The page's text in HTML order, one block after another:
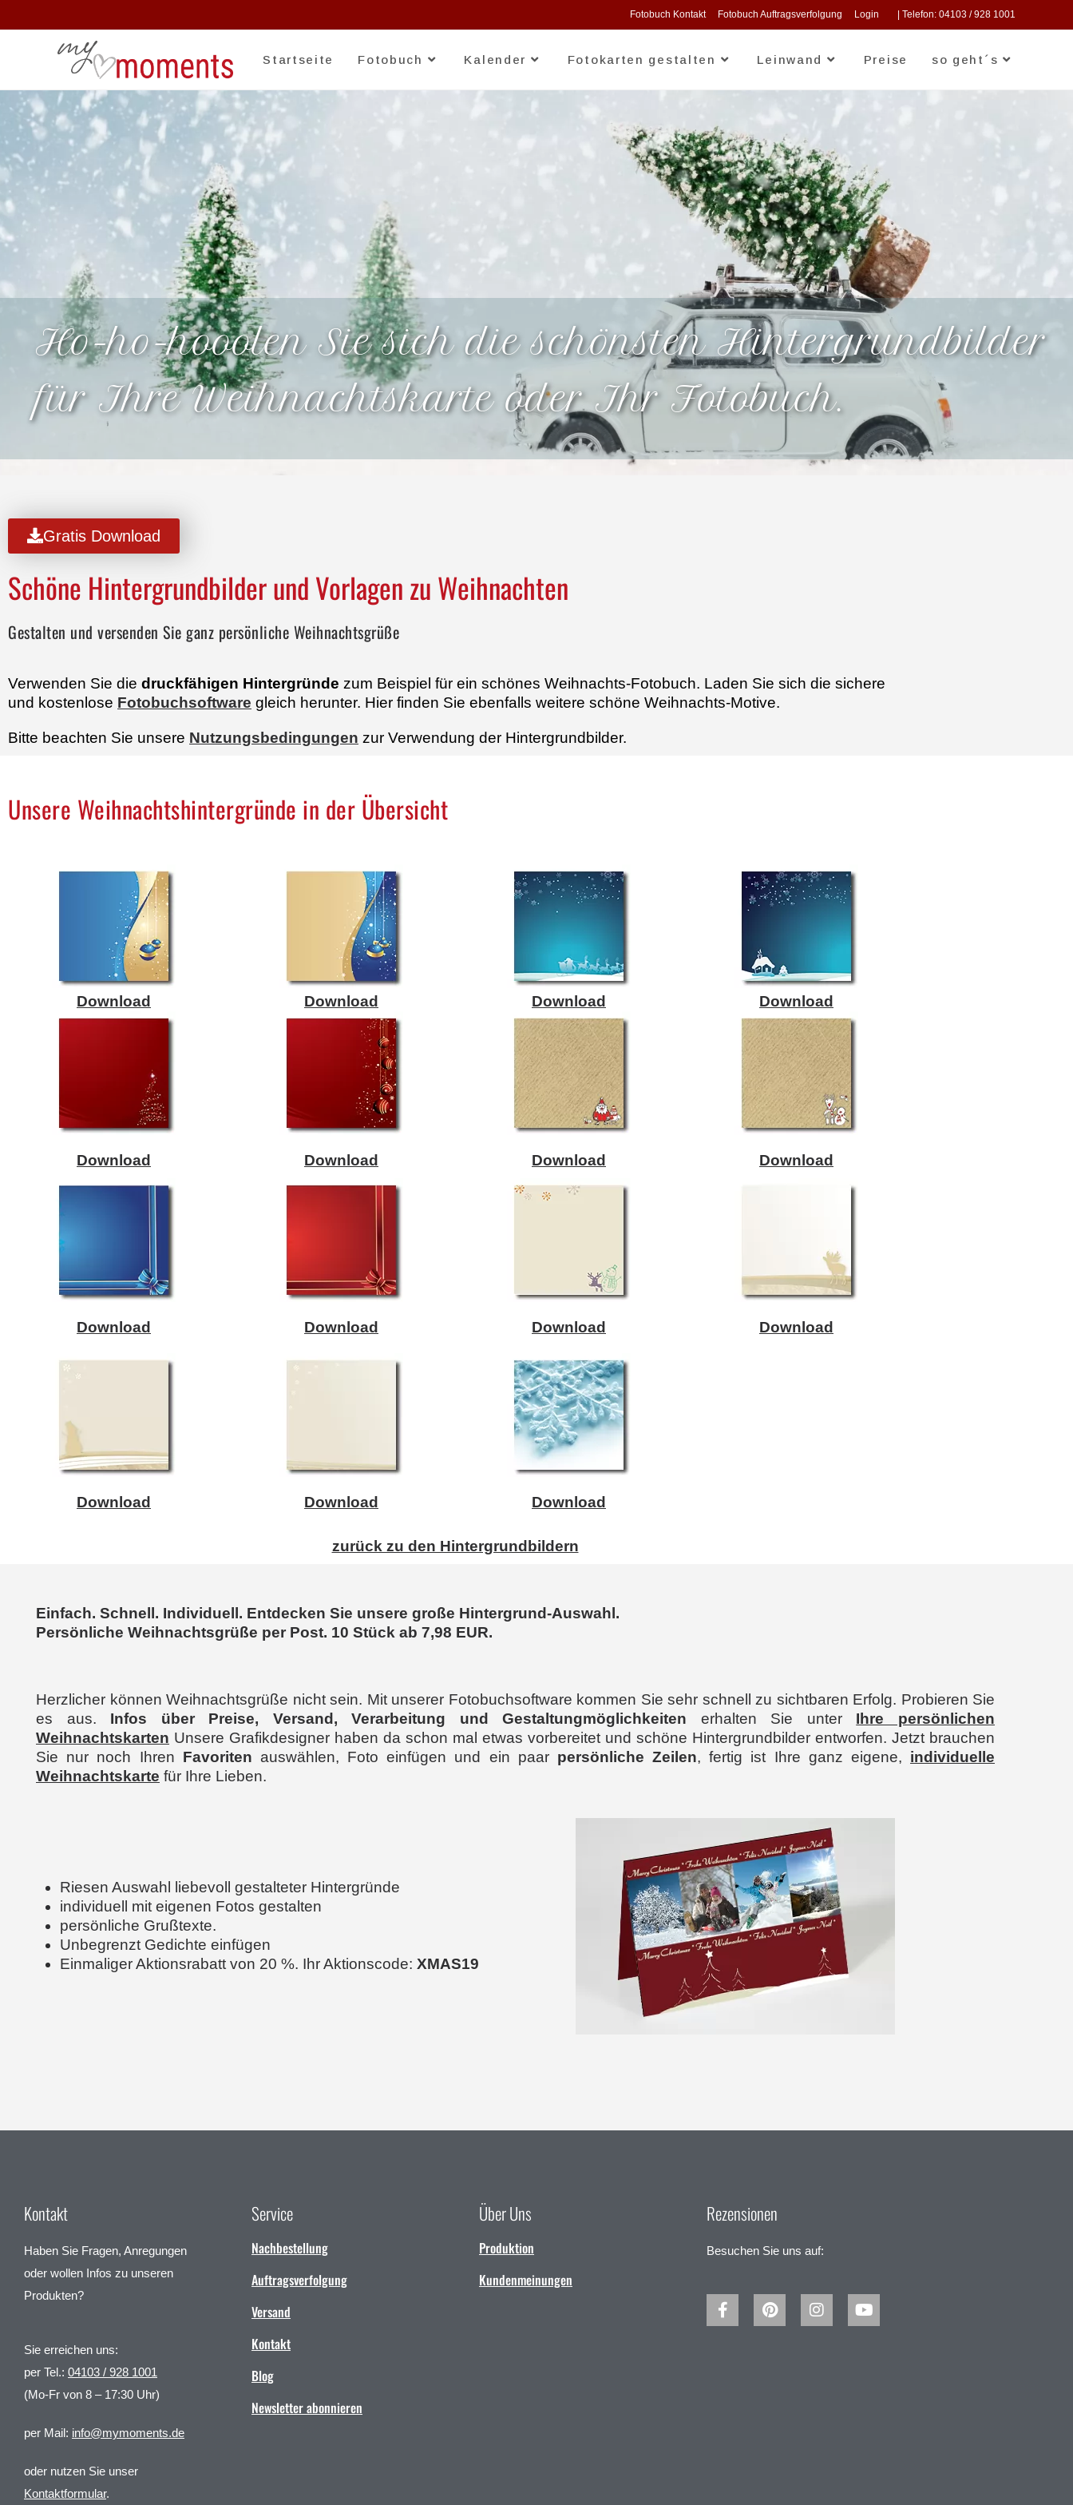
Fotobuch Kontakt Fotobuch Auftragsverfolgung Login | Telefon: 04103 / 928 1001
Startseite Fotobuch Kalender Fotokarten gestalten Leinwand Preise so geht´s
Ho-ho-hooolen Sie sich die schönsten Hintergrundbilder
für Ihre Weihnachtskarte oder Ihr Fotobuch.
Gratis Download
Schöne Hintergrundbilder und Vorlagen zu Weihnachten
Gestalten und versenden Sie ganz persönliche Weihnachtsgrüße
Verwenden Sie die druckfähigen Hintergründe zum Beispiel für ein schönes Weihnachts-Fotobuch. Laden Sie sich die sichere
und kostenlose Fotobuchsoftware gleich herunter. Hier finden Sie ebenfalls weitere schöne Weihnachts-Motive.
Bitte beachten Sie unsere Nutzungsbedingungen zur Verwendung der Hintergrundbilder.
Unsere Weihnachtshintergründe in der Übersicht
Download Download Download Download
Download Download Download Download
Download Download Download Download
Download Download Download
zurück zu den Hintergrundbildern
Einfach. Schnell. Individuell. Entdecken Sie unsere große Hintergrund-Auswahl.
Persönliche Weihnachtsgrüße per Post. 10 Stück ab 7,98 EUR.
Herzlicher können Weihnachtsgrüße nicht sein. Mit unserer Fotobuchsoftware kommen Sie sehr schnell zu sichtbaren Erfolg. Probieren Sie
es aus. Infos über Preise, Versand, Verarbeitung und Gestaltungmöglichkeiten erhalten Sie unter Ihre persönlichen
Weihnachtskarten Unsere Grafikdesigner haben da schon mal etwas vorbereitet und schöne Hintergrundbilder entworfen. Jetzt brauchen
Sie nur noch Ihren Favoriten auswählen, Foto einfügen und ein paar persönliche Zeilen, fertig ist Ihre ganz eigene, individuelle
Weihnachtskarte für Ihre Lieben.
Riesen Auswahl liebevoll gestalteter Hintergründe
individuell mit eigenen Fotos gestalten
persönliche Grußtexte.
Unbegrenzt Gedichte einfügen
Einmaliger Aktionsrabatt von 20 %. Ihr Aktionscode: XMAS19
Kontakt
Haben Sie Fragen, Anregungen
oder wollen Infos zu unseren
Produkten?
Sie erreichen uns:
per Tel.: 04103 / 928 1001
(Mo-Fr von 8 – 17:30 Uhr)
per Mail: info@mymoments.de
oder nutzen Sie unser
Kontaktformular.
Service
Nachbestellung
Auftragsverfolgung
Versand
Kontakt
Blog
Newsletter abonnieren
Über Uns
Produktion
Kundenmeinungen
Rezensionen
Besuchen Sie uns auf: